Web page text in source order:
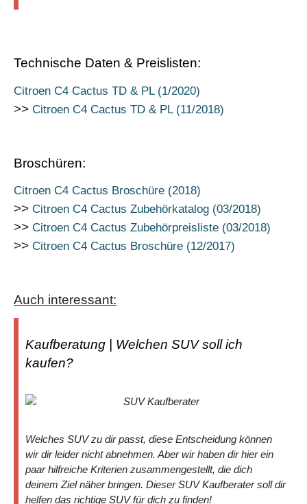
Technische Daten & Preislisten:
Citroen C4 Cactus TD & PL (1/2020)
>> Citroen C4 Cactus TD & PL (11/2018)
Broschüren:
Citroen C4 Cactus Broschüre (2018)
>> Citroen C4 Cactus Zubehörkatalog (03/2018)
>> Citroen C4 Cactus Zubehörpreisliste (03/2018)
>> Citroen C4 Cactus Broschüre (12/2017)
Auch interessant:
Kaufberatung | Welchen SUV soll ich
kaufen?
Welches SUV zu dir passt, diese Entscheidung können
wir dir leider nicht abnehmen. Aber wir haben dir hier ein
paar hilfreiche Kriterien zusammengestellt, die dich
deinem Ziel näher bringen. Dieser SUV Kaufberater soll dir
helfen das richtige SUV für dich zu finden!